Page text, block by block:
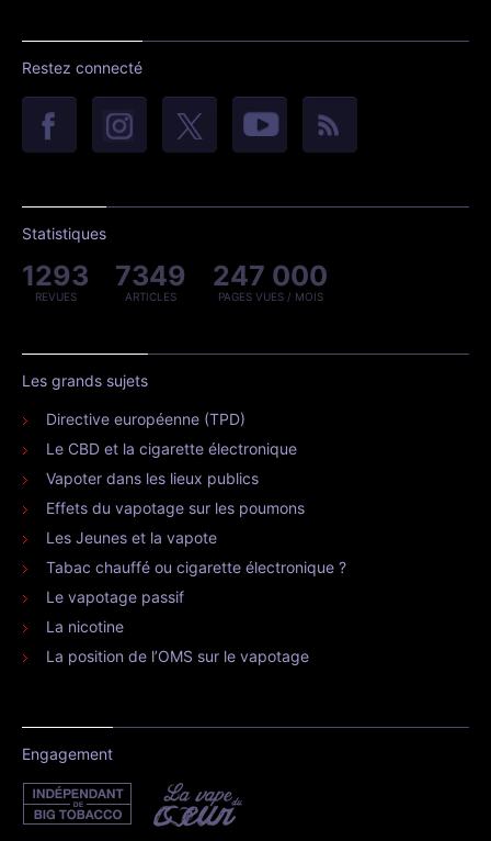
Restez connecté
Statistiques
1293
REVUES
7349
ARTICLES
247 000
PAGES VUES / MOIS
Les grands sujets
Directive européenne (TPD)
Le CBD et la cigarette électronique
Vapoter dans les lieux publics
Effets du vapotage sur les poumons
Les Jeunes et la vapote
Tabac chauffé ou cigarette électronique ?
Le vapotage passif
La nicotine
La position de l’OMS sur le vapotage
Engagement